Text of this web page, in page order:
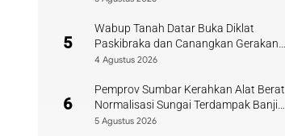
5
Wabup Tanah Datar Buka Diklat
Paskibraka dan Canangkan Gerakan
Bendera
4 Agustus 2026
6
Pemprov Sumbar Kerahkan Alat Berat
Normalisasi Sungai Terdampak Banjir
Kuranji
5 Agustus 2026